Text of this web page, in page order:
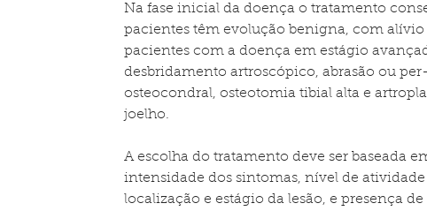
️Na fase inicial da doença o tratamento
pacientes têm evolução benigna, com
pacientes com a doença em estágio
desbridamento artroscópico, abrasão ou
osteocondral, osteotomia tibial alta e
joelho.
A escolha do tratamento deve ser baseada
intensidade dos sintomas, nível de
localização e estágio da lesão, e presença